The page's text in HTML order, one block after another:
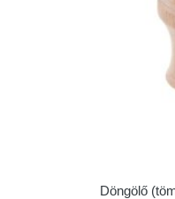
Döngölő